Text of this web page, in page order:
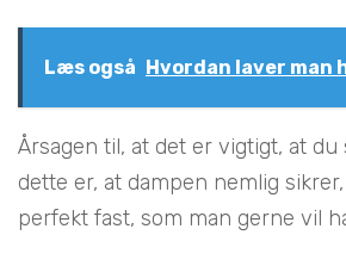
Læs også Hvordan laver man
Årsagen til, at det er vigtigt, at
dette er, at dampen nemlig
perfekt fast, som man gerne vil